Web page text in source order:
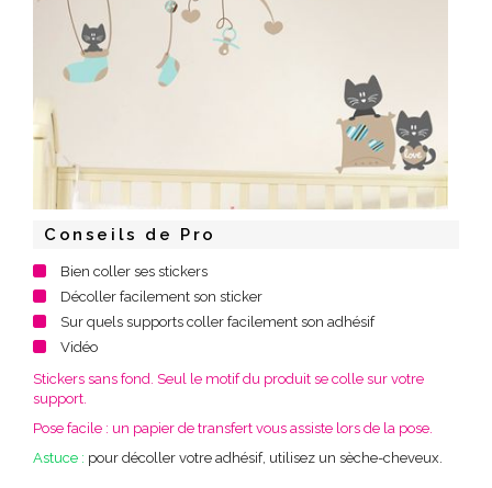
Conseils de Pro
Bien coller ses stickers
Décoller facilement son sticker
Sur quels supports coller facilement son adhésif
Vidéo
Stickers sans fond. Seul le motif du produit se colle sur votre
support.
Pose facile : un papier de transfert vous assiste lors de la pose.
Astuce : pour décoller votre adhésif, utilisez un sèche-cheveux.